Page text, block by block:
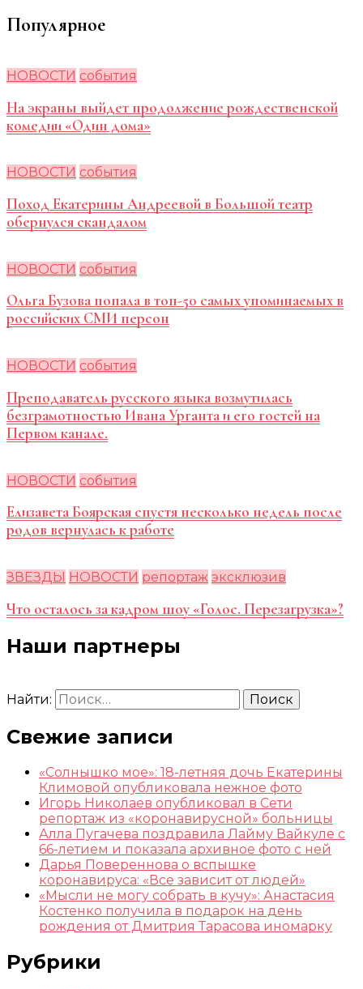
Популярное
НОВОСТИ события
На экраны выйдет продолжение рождественской
комедии «Один дома»
НОВОСТИ события
Поход Екатерины Андреевой в Большой театр
обернулся скандалом
НОВОСТИ события
Ольга Бузова попала в топ-50 самых упоминаемых в
российских СМИ персон
НОВОСТИ события
Преподаватель русского языка возмутилась
безграмотностью Ивана Урганта и его гостей на
Первом канале.
НОВОСТИ события
Елизавета Боярская спустя несколько недель после
родов вернулась к работе
ЗВЕЗДЫ НОВОСТИ репортаж эксклюзив
Что осталось за кадром шоу «Голос. Перезагрузка»?
Наши партнеры
Найти:
Свежие записи
«Солнышко мое»: 18-летняя дочь Екатерины
Климовой опубликовала нежное фото
Игорь Николаев опубликовал в Сети
репортаж из «коронавирусной» больницы
Алла Пугачева поздравила Лайму Вайкуле с
66-летием и показала архивное фото с ней
Дарья Повереннова о вспышке
коронавируса: «Все зависит от людей»
«Мысли не могу собрать в кучу»: Анастасия
Костенко получила в подарок на день
рождения от Дмитрия Тарасова иномарку
Рубрики